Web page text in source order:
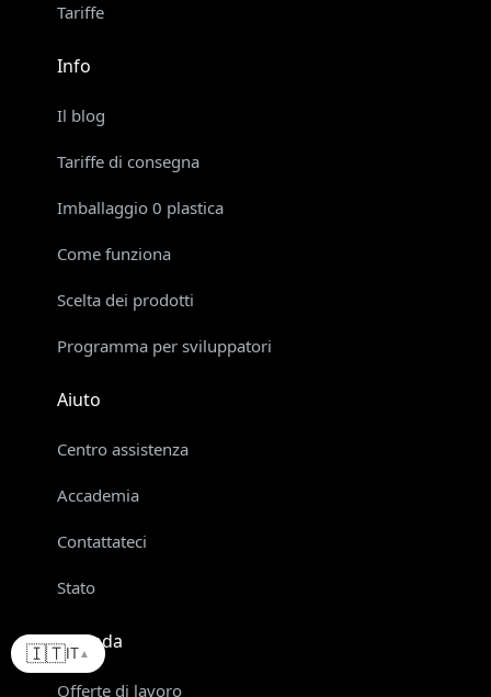
Tariffe
Info
Il blog
Tariffe di consegna
Imballaggio 0 plastica
Come funziona
Scelta dei prodotti
Programma per sviluppatori
Aiuto
Centro assistenza
Accademia
Contattateci
Stato
Azienda
Offerte di lavoro
🇮🇹 IT▲